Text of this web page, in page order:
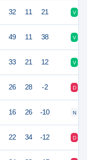
32 11 21 V
49 11 38 V
33 21 12 V
26 28 -2 D
16 26 -10 N
22 34 -12 D